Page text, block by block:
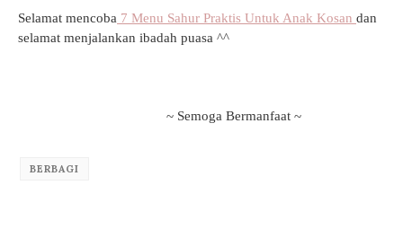
Selamat mencoba 7 Menu Sahur Praktis Untuk Anak Kosan dan
selamat menjalankan ibadah puasa ^^
~ Semoga Bermanfaat ~
BERBAGI